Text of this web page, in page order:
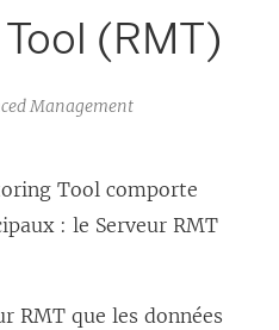
(RMT)
Management
Tool comporte
: le Serveur RMT
RMT que les données